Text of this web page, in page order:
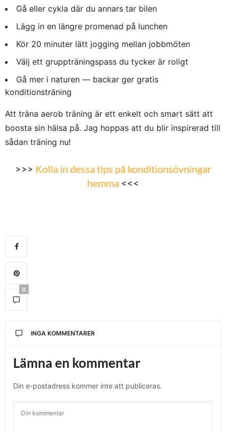
Gå eller cykla där du annars tar bilen
Lägg in en längre promenad på lunchen
Kör 20 minuter lätt jogging mellan jobbmöten
Välj ett gruppträningspass du tycker är roligt
Gå mer i naturen — backar ger gratis
konditionsträning
Att träna aerob träning är ett enkelt och smart sätt att
boosta sin hälsa på. Jag hoppas att du blir inspirerad till
sådan träning nu!
>>> Kolla in dessa tips på konditionsövningar
hemma <<<
0
INGA KOMMENTARER
Lämna en kommentar
Din e-postadress kommer inte att publiceras.